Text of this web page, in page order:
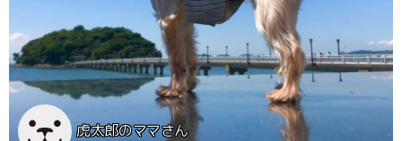
虎太郎のママさん